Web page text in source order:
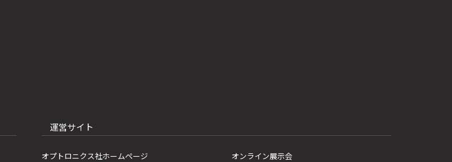
運営サイト
オプトロニクス社ホームページ
オンライン展示会